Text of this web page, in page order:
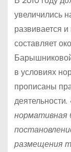
увеличились
развивается
составляет
в условиях
прописаны
деятельности.
нормативная
размещения